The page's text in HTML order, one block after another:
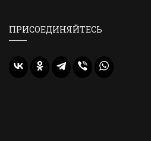
ПРИСОЕДИНЯЙТЕСЬ